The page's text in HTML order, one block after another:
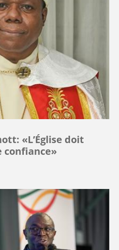
«L’Église doit
confiance»